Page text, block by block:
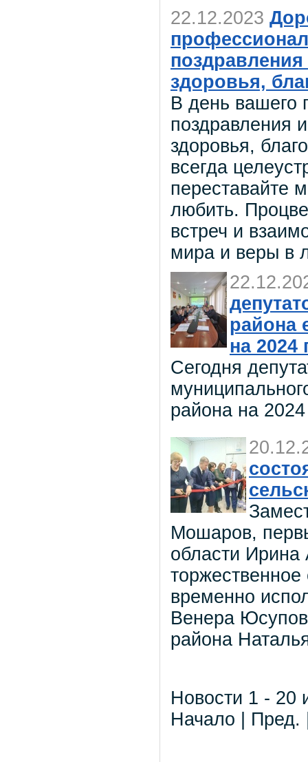
22.12.2023
здоровья,
В день вашего
поздравления
здоровья,
всегда
переставайте
любить.
встреч и
мира и веры в
района
на 2024
Сегодня
района на
Мошаров,
области
торжественное
временно
Венера
района
Новости 1 - 20
Начало |